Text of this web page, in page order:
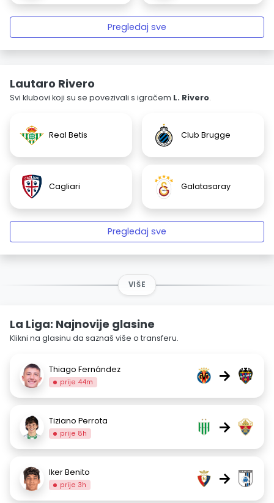
Pregledaj sve
Lautaro Rivero
Svi klubovi koji su se povezivali s igračem L. Rivero.
Real Betis Club Brugge
Cagliari Galatasaray
Pregledaj sve
VIŠE
La Liga: Najnovije glasine
Klikni na glasinu da saznaš više o transferu.
Thiago Fernández
prije 44m →
Tiziano Perrota
prije 8h →
Iker Benito
prije 3h →